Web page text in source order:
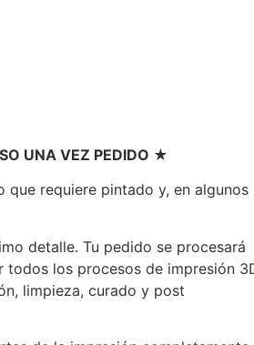
UNA VEZ PEDIDO ★
que requiere pintado y, en algunos
detalle. Tu pedido se procesará
los procesos de impresión
limpieza, curado y post